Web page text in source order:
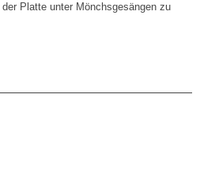
Platte unter Mönchsgesängen zu